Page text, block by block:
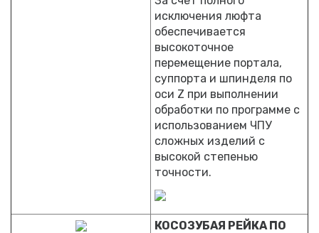
исключения люфта
обеспечивается
высокоточное
перемещение портала,
суппорта и шпинделя по
оси Z при выполнении
обработки по программе с
использованием ЧПУ
сложных изделий с
высокой степенью
точности.
КОСОЗУБАЯ РЕЙКА ПО